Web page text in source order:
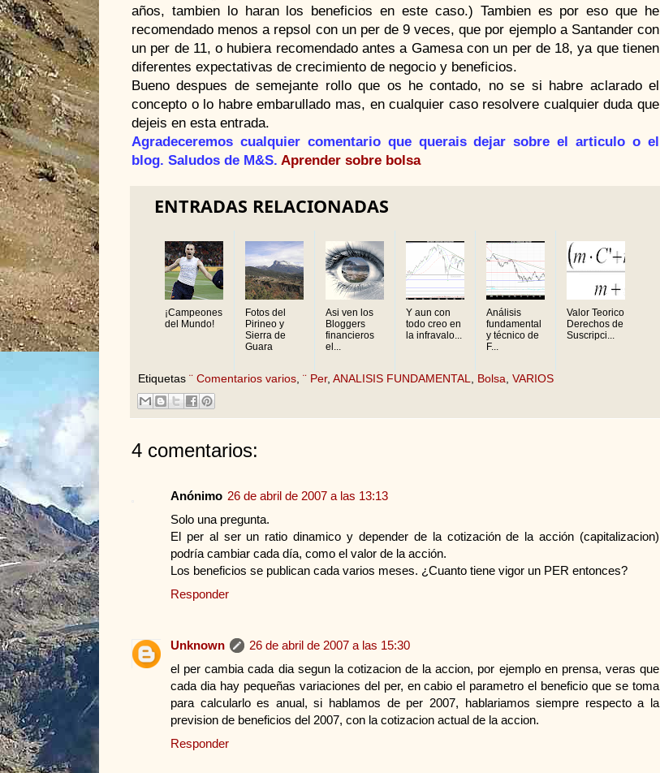
años, tambien lo haran los beneficios en este caso.) Tambien es por eso que he
recomendado menos a repsol con un per de 9 veces, que por ejemplo a Santander con
un per de 11, o hubiera recomendado antes a Gamesa con un per de 18, ya que tienen
diferentes expectativas de crecimiento de negocio y beneficios.
Bueno despues de semejante rollo que os he contado, no se si habre aclarado el
concepto o lo habre embarullado mas, en cualquier caso resolvere cualquier duda que
dejeis en esta entrada.
Agradeceremos cualquier comentario que querais dejar sobre el articulo o el
blog. Saludos de M&S. Aprender sobre bolsa
ENTRADAS RELACIONADAS
¡Campeones
del Mundo!
Fotos del
Pirineo y
Sierra de
Guara
Asi ven los
Bloggers
financieros
el...
Y aun con
todo creo en
la infravalo...
Análisis
fundamental
y técnico de
F...
Valor Teorico
Derechos de
Suscripci...
Etiquetas ¨ Comentarios varios ¨ Per, ANALISIS FUNDAMENTAL Bolsa VARIOS
4 comentarios:
Anónimo 26 de abril de 2007 a las 13:13
Solo una pregunta.
El per al ser un ratio dinamico y depender de la cotización de la acción (capitalizacion)
podría cambiar cada día, como el valor de la acción.
Los beneficios se publican cada varios meses. ¿Cuanto tiene vigor un PER entonces?
Responder
Unknown
26 de abril de 2007 a las 15:30
el per cambia cada dia segun la cotizacion de la accion, por ejemplo en prensa, veras que
cada dia hay pequeñas variaciones del per, en cabio el parametro el beneficio que se toma
para calcularlo es anual, si hablamos de per 2007, hablariamos siempre respecto a la
prevision de beneficios del 2007, con la cotizacion actual de la accion.
Responder